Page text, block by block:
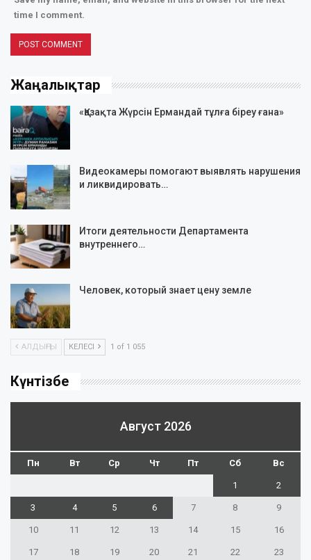
time I comment.
Жаңалықтар
«Қазақта Жүрсін Ермандай тұлға біреу ғана»
Видеокамеры помогают выявлять нарушения
и ликвидировать…
Итоги деятельности Департамента
внутреннего…
Человек, который знает цену земле
АЛДЫҢҒЫ КЕЛЕСІ 1 of 1 055
Күнтізбе
Август 2026
Пн Вт Ср Чт Пт Сб Вс
1 2
3 4 5 6 7 8 9
10 11 12 13 14 15 16
17 18 19 20 21 22 23